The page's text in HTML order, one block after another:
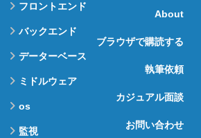
フロントエンド
バックエンド
データーベース
ミドルウェア
os
監視
About
ブラウザで購読する
執筆依頼
カジュアル面談
お問い合わせ